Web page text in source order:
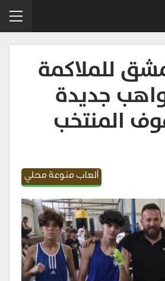
للملاكمة
جديدة
المنتخب
ألعاب منوعة محلي